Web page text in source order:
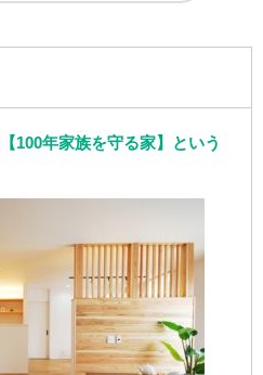
100年家族を守る家】という